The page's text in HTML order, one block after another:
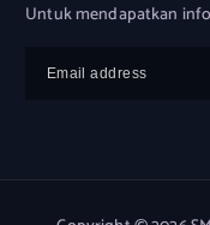
Untuk mendapatkan